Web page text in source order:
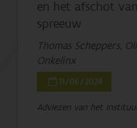
en het afschot
spreeuw
Thomas Scheppers,
Onkelinx
11/06/2024
Adviezen van het